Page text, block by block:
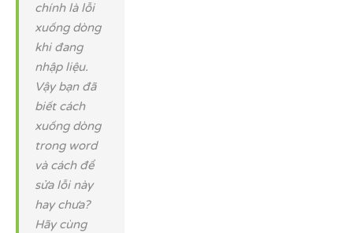
chính là lỗi
xuống dòng
khi đang
nhập liệu.
Vậy bạn đã
biết cách
xuống dòng
trong word
và cách để
sửa lỗi này
hay chưa?
Hãy cùng